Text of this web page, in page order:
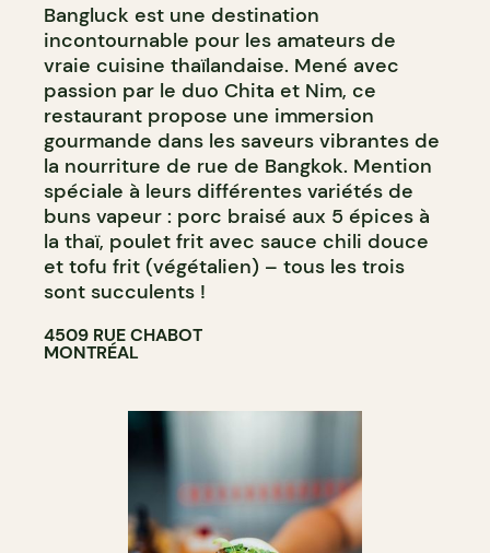
Bangluck est une destination
incontournable pour les amateurs de
vraie cuisine thaïlandaise. Mené avec
passion par le duo Chita et Nim, ce
restaurant propose une immersion
gourmande dans les saveurs vibrantes de
la nourriture de rue de Bangkok. Mention
spéciale à leurs différentes variétés de
buns vapeur : porc braisé aux 5 épices à
la thaï, poulet frit avec sauce chili douce
et tofu frit (végétalien) – tous les trois
sont succulents !
4509 RUE CHABOT
MONTRÉAL